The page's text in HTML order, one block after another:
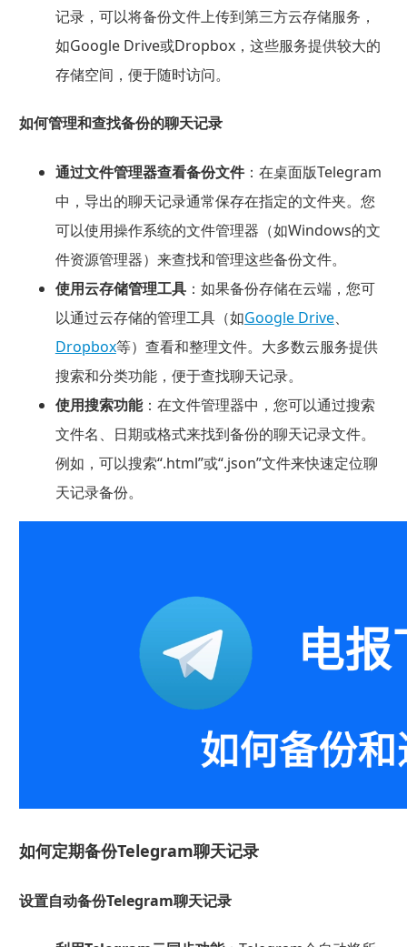
记录，可以将备份文件上传到第三方云存储服务，
如Google Drive或Dropbox，这些服务提供较大的
存储空间，便于随时访问。
如何管理和查找备份的聊天记录
通过文件管理器查看备份文件：在桌面版Telegram
中，导出的聊天记录通常保存在指定的文件夹。您
可以使用操作系统的文件管理器（如Windows的文
件资源管理器）来查找和管理这些备份文件。
使用云存储管理工具：如果备份存储在云端，您可
以通过云存储的管理工具（如Google Drive、
Dropbox等）查看和整理文件。大多数云服务提供
搜索和分类功能，便于查找聊天记录。
使用搜索功能：在文件管理器中，您可以通过搜索
文件名、日期或格式来找到备份的聊天记录文件。
例如，可以搜索“.html”或“.json”文件来快速定位聊
天记录备份。
如何定期备份Telegram聊天记录
设置自动备份Telegram聊天记录